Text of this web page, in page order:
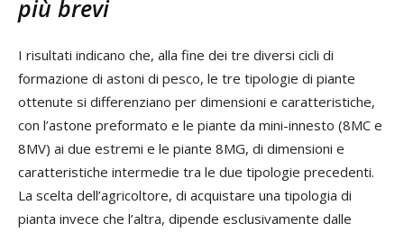
più brevi
I risultati indicano che, alla fine dei tre diversi cicli di
formazione di astoni di pesco, le tre tipologie di piante
ottenute si differenziano per dimensioni e caratteristiche,
con l’astone preformato e le piante da mini-innesto (8MC e
8MV) ai due estremi e le piante 8MG, di dimensioni e
caratteristiche intermedie tra le due tipologie precedenti.
La scelta dell’agricoltore, di acquistare una tipologia di
pianta invece che l’altra, dipende esclusivamente dalle